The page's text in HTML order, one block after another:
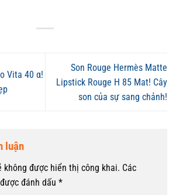
Vita 40 α!
Son Rouge Hermès Matte
Lipstick Rouge H 85 Mat! Cây
son của sự sang chảnh!
luận
không được hiển thị công khai. Các
đánh dấu *